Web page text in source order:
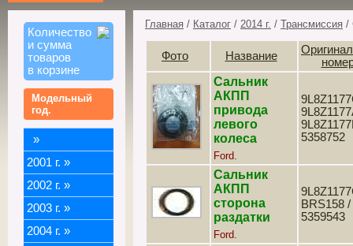
Ford Maverick/Escape
Tribute Ford Kuga/Escape
Количество
и сумма
товаров
в корзине
Модельный
год.
»
2001 г. »
2002 г. »
2003 г. »
2004 г. »
Главная / Каталог / 2014 г. / Трансмиссия /
Фото Название
Сальник
АКПП
привода
левого
колеса
Ford.
5358752
Сальник
АКПП
сторона
раздатки
Ford.
BRS158 /
5359543